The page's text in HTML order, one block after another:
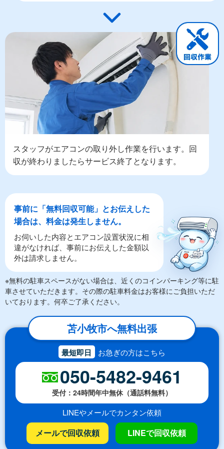
スタッフがエアコンの取り外し作業を行います。回
収が終わりましたらサービス終了となります。
事前に「無料回収可能」とお伝えした
場合は、料金は発生しません。
お伺いした内容とエアコン設置状況に相
違がなければ、事前にお伝えした金額以
外は請求しません。
※無料の駐車スペースがない場合は、近くのコインパーキング等に駐
車させていただきます。その際の駐車料金はお客様にご負担いただ
いております。何卒ご了承ください。
苫小牧市へ無料出張
最短即日 お急ぎの方はこちら
050-5482-9461
受付：24時間年中無休（通話料無料）
LINEやメールでカンタン依頼
メールで回収依頼 LINEで回収依頼